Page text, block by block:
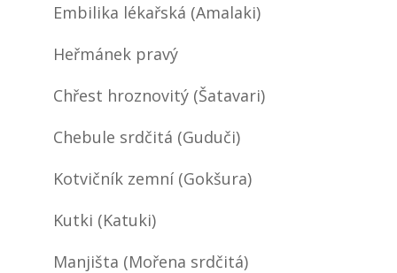
Embilika lékařská (Amalaki)
Heřmánek pravý
Chřest hroznovitý (Šatavari)
Chebule srdčitá (Guduči)
Kotvičník zemní (Gokšura)
Kutki (Katuki)
Manjišta (Mořena srdčitá)